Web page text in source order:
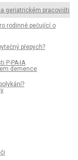
geriatrickém pracovišti
rodinné pečující o
přepych?
P-PA-IA
demence